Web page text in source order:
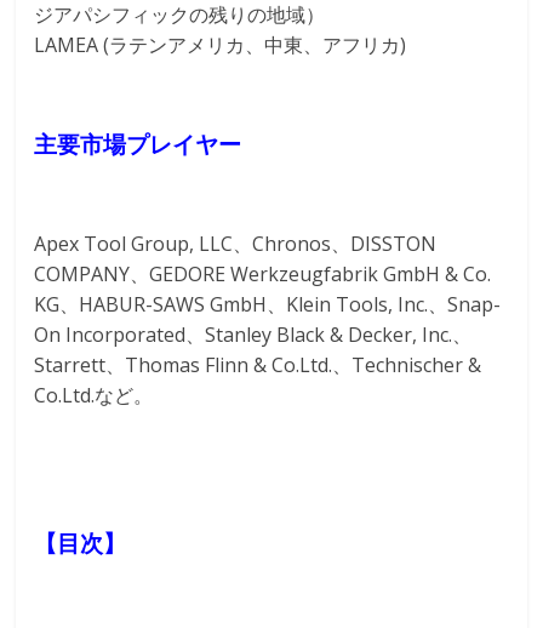
ジアパシフィックの残りの地域）
LAMEA (ラテンアメリカ、中東、アフリカ)
主要市場プレイヤー
Apex Tool Group, LLC、Chronos、DISSTON
COMPANY、GEDORE Werkzeugfabrik GmbH & Co.
KG、HABUR-SAWS GmbH、Klein Tools, Inc.、Snap-
On Incorporated、Stanley Black & Decker, Inc.、
Starrett、Thomas Flinn & Co.Ltd.、Technischer &
Co.Ltd.など。
【目次】